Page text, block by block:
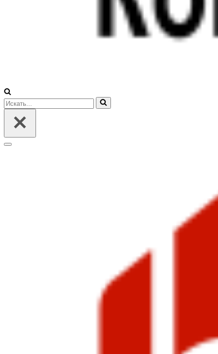
Искать...
Меню